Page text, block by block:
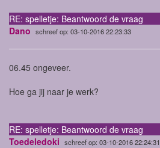
RE: spelletje: Beantwoord de vraag
Dano schreef op: 03-10-2016 22:23:33
06.45 ongeveer.
Hoe ga jij naar je werk?
RE: spelletje: Beantwoord de vraag
Toedeledoki schreef op: 03-10-2016 22:24:31